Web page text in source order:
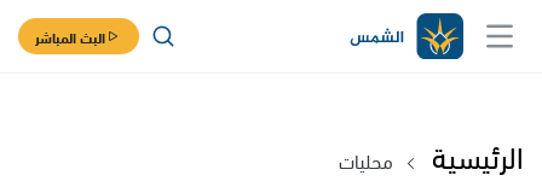
البث المباشر
الرئيسية محليات